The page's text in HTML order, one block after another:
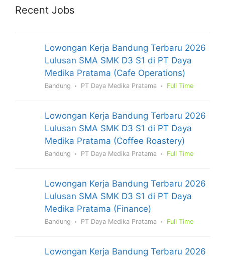
Recent Jobs
Lowongan Kerja Bandung Terbaru 2026
Lulusan SMA SMK D3 S1 di PT Daya
Medika Pratama (Cafe Operations)
Bandung PT Daya Medika Pratama Full Time
Lowongan Kerja Bandung Terbaru 2026
Lulusan SMA SMK D3 S1 di PT Daya
Medika Pratama (Coffee Roastery)
Bandung PT Daya Medika Pratama Full Time
Lowongan Kerja Bandung Terbaru 2026
Lulusan SMA SMK D3 S1 di PT Daya
Medika Pratama (Finance)
Bandung PT Daya Medika Pratama Full Time
Lowongan Kerja Bandung Terbaru 2026